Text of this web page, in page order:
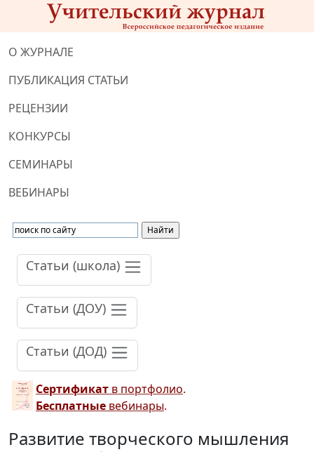
О ЖУРНАЛЕ
ПУБЛИКАЦИЯ СТАТЬИ
РЕЦЕНЗИИ
КОНКУРСЫ
СЕМИНАРЫ
ВЕБИНАРЫ
Статьи (школа)
Статьи (ДОУ)
Статьи (ДОД)
Сертификат в портфолио.
Бесплатные вебинары.
Развитие творческого мышления